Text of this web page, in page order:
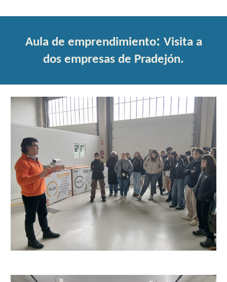
Aula de emprendimiento: Visita a
dos empresas de Pradejón.